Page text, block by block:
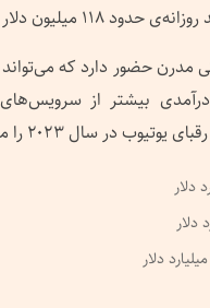
یا ۸۲ هزار دلار در هر دقیقه است.
مدرن حضور دارد که
بیشتر از
در سال ۲۰۲۳ را مرور می‌کنیم: